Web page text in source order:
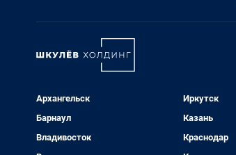
Архангельск
Барнаул
Владивосток
Иркутск
Казань
Краснодар